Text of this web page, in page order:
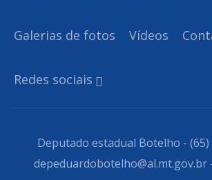
Galerias de fotos Vídeos
Redes sociais
Deputado estadual Botelho - (65)
depeduardobotelho@al.mt.gov.br